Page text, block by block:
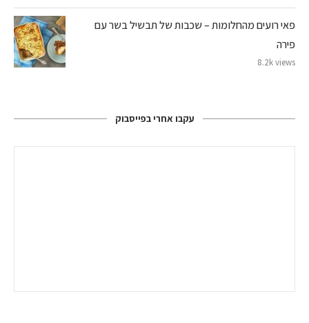
פאי רועים מהחלומות – שכבות של תבשיל בשר עם
פירה
8.2k views
עקבו אחרי בפייסבוק